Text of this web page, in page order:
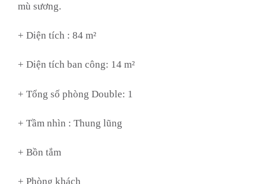
mù sương.
+ Diện tích : 84 m²
+ Diện tích ban công: 14 m²
+ Tổng số phòng Double: 1
+ Tầm nhìn : Thung lũng
+ Bồn tắm
+ Phòng khách